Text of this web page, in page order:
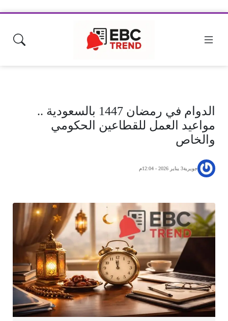
الدوام في رمضان 1447 بالسعودية ..
مواعيد العمل للقطاعين الحكومي
والخاص
جويرية3 يناير 2026 - 12:04م